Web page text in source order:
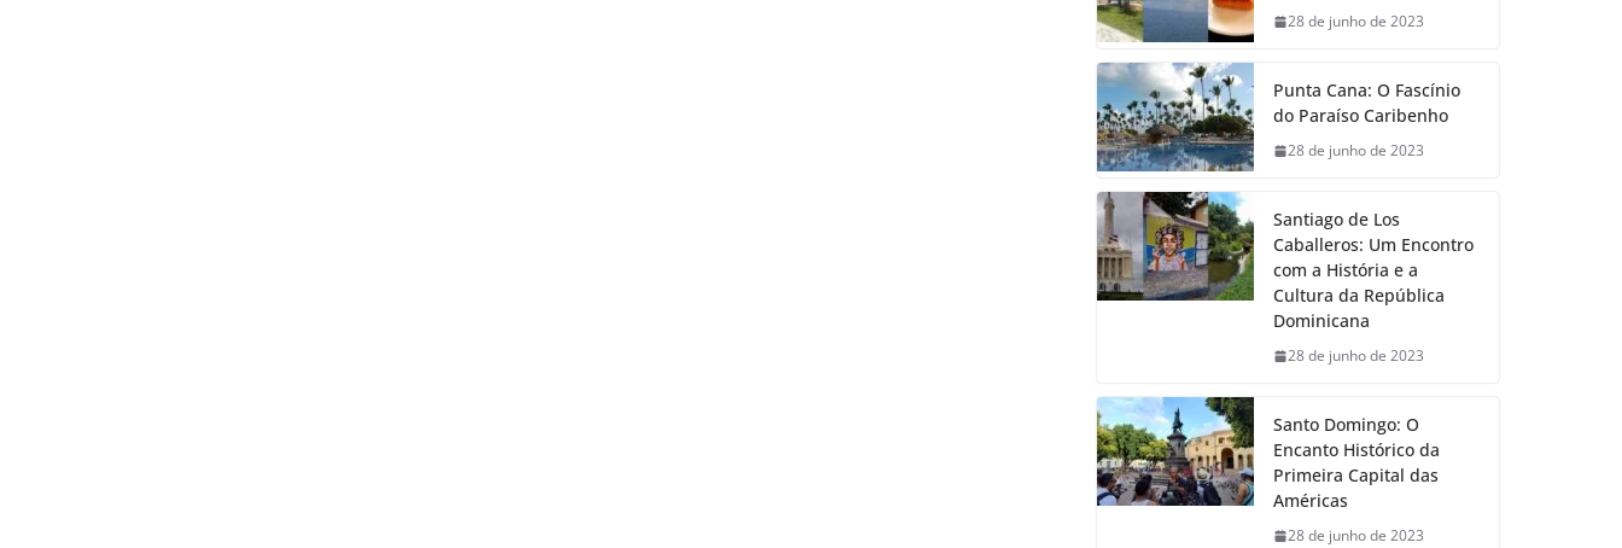
28 de junho de 2023
Punta Cana: O Fascínio
do Paraíso Caribenho
28 de junho de 2023
Santiago de Los
Caballeros: Um Encontro
com a História e a
Cultura da República
Dominicana
28 de junho de 2023
Santo Domingo: O
Encanto Histórico da
Primeira Capital das
Américas
28 de junho de 2023